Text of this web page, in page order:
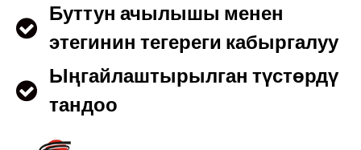
Буттун ачылышы менен
этегинин тегереги кабыргалуу
Ыңгайлаштырылган түстөрдү
тандоо